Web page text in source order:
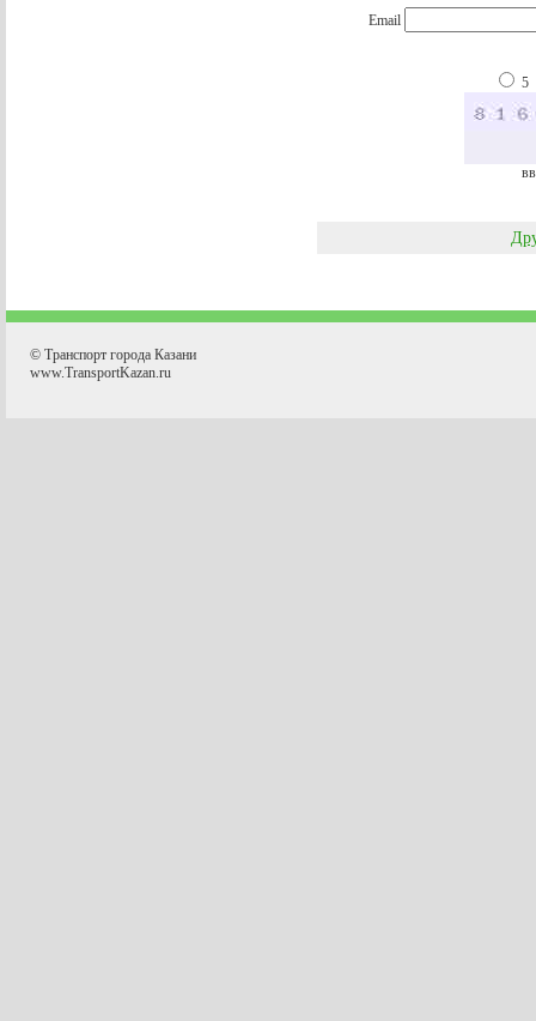
Email
5
© Транспорт города Казани
www.TransportKazan.ru